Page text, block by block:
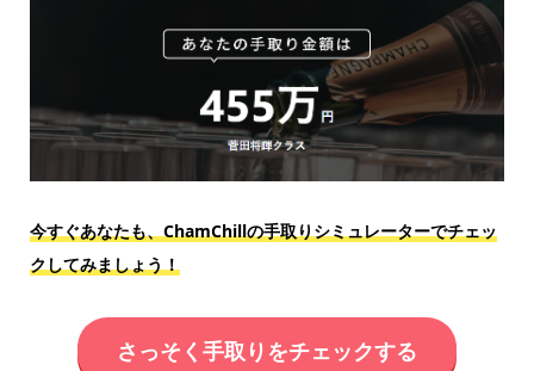
今すぐあなたも、ChamChillの手取りシミュレーターでチェッ
クしてみましょう！
さっそく手取りをチェックする